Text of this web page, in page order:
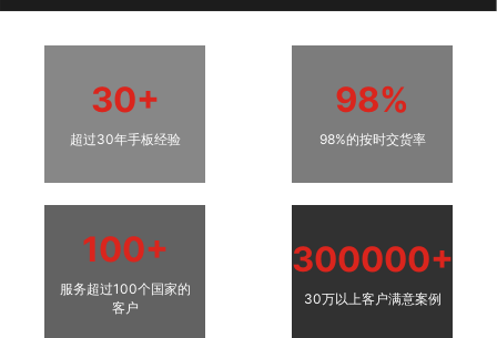
30+
超过30年手板经验
98%
98%的按时交货率
100+
服务超过100个国家的
客户
300000+
30万以上客户满意案例